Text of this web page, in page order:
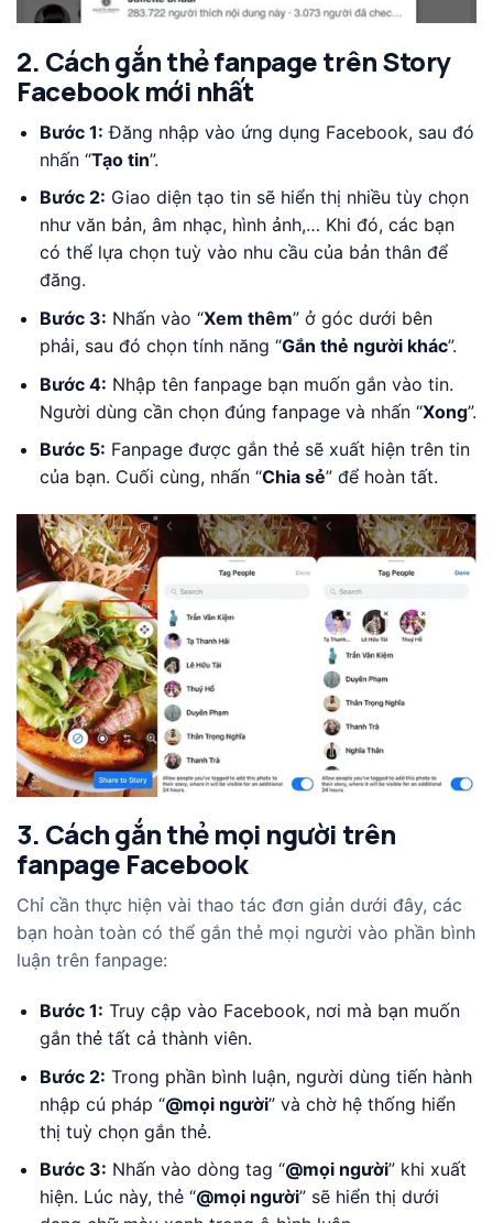
2. Cách gắn thẻ fanpage trên Story
Facebook mới nhất
Bước 1: Đăng nhập vào ứng dụng Facebook, sau đó
nhấn “Tạo tin”.
Bước 2: Giao diện tạo tin sẽ hiển thị nhiều tùy chọn
như văn bản, âm nhạc, hình ảnh,… Khi đó, các bạn
có thể lựa chọn tuỳ vào nhu cầu của bản thân để
đăng.
Bước 3: Nhấn vào “Xem thêm” ở góc dưới bên
phải, sau đó chọn tính năng “Gắn thẻ người khác”.
Bước 4: Nhập tên fanpage bạn muốn gắn vào tin.
Người dùng cần chọn đúng fanpage và nhấn “Xong”.
Bước 5: Fanpage được gắn thẻ sẽ xuất hiện trên tin
của bạn. Cuối cùng, nhấn “Chia sẻ” để hoàn tất.
3. Cách gắn thẻ mọi người trên
fanpage Facebook
Chỉ cần thực hiện vài thao tác đơn giản dưới đây, các
bạn hoàn toàn có thể gắn thẻ mọi người vào phần bình
luận trên fanpage:
Bước 1: Truy cập vào Facebook, nơi mà bạn muốn
gắn thẻ tất cả thành viên.
Bước 2: Trong phần bình luận, người dùng tiến hành
nhập cú pháp “@mọi người” và chờ hệ thống hiển
thị tuỳ chọn gắn thẻ.
Bước 3: Nhấn vào dòng tag “@mọi người” khi xuất
hiện. Lúc này, thẻ “@mọi người” sẽ hiển thị dưới